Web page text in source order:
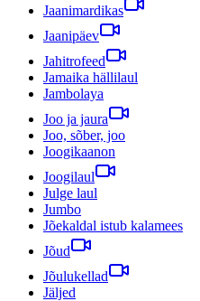
Jaanimardikas
Jaanipäev
Jahitrofeed
Jamaika hällilaul
Jambolaya
Joo ja jaura
Joo, sõber, joo
Joogikaanon
Joogilaul
Julge laul
Jumbo
Jõekaldal istub kalamees
Jõud
Jõulukellad
Jäljed